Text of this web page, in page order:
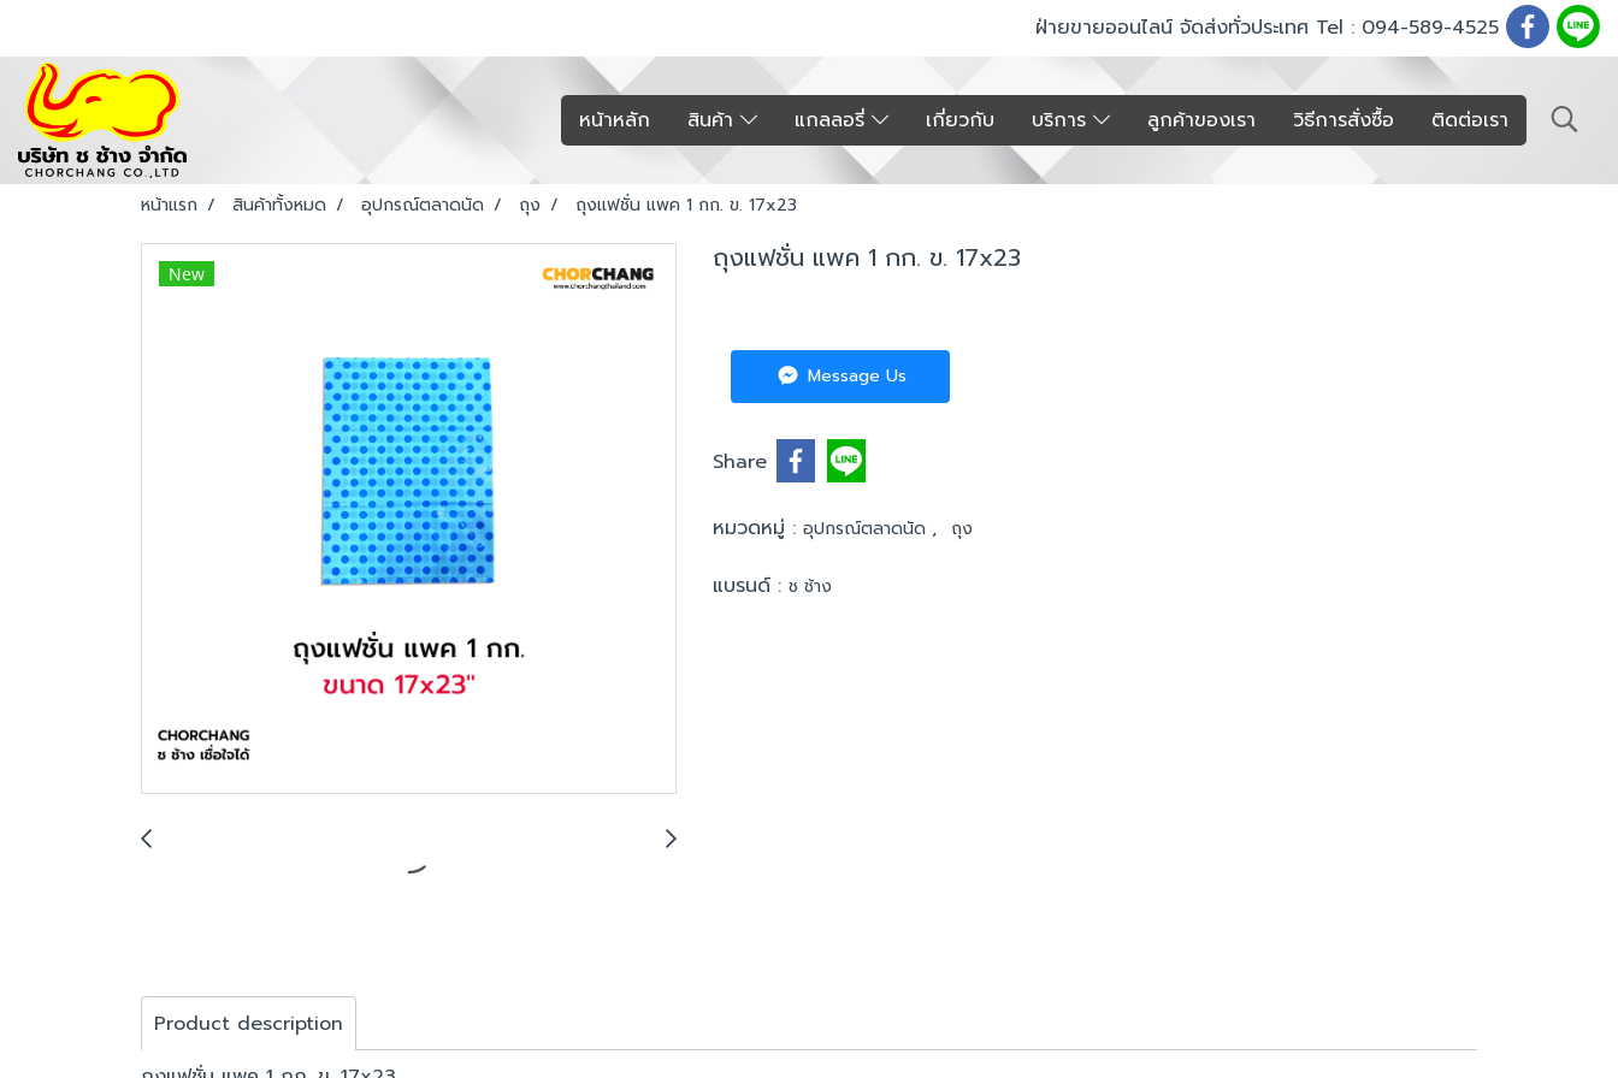
ฝ่ายขายออนไลน์ จัดส่งทั่วประเทศ Tel : 094-589-4525
หน้าหลัก สินค้า แกลลอรี่ เกี่ยวกับ บริการ ลูกค้าของเรา วิธีการสั่งซื้อ ติดต่อเรา
หน้าแรก สินค้าทั้งหมด อุปกรณ์ตลาดนัด ถุง ถุงแฟชั่น แพค 1 กก. ข. 17x23
New ถุงแฟชั่น แพค 1 กก. ข. 17x23
Message Us
Share
หมวดหมู่ : อุปกรณ์ตลาดนัด , ถุง
แบรนด์ : ช ช้าง
Product description